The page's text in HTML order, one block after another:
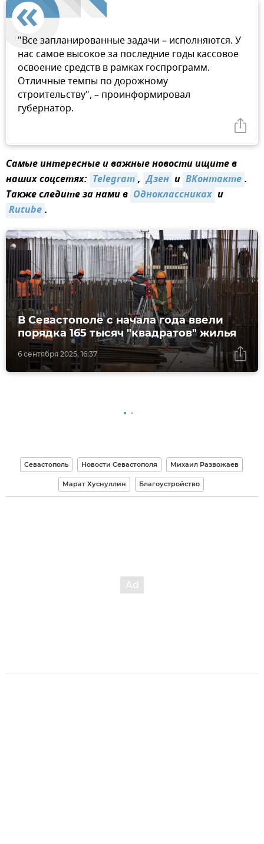
"️Все запланированные задачи – исполняются.️ У
нас самое высокое за последние годы кассовое
освоение средств в рамках госпрограмм.
️Отличные темпы по дорожному
строительству", – проинформировал
губернатор.
Самые интересные и важные новости ищите в
наших соцсетях: Telegram, Дзен и ВКонтакте.
Также следите за нами в Одноклассниках и
Rutube.
6 сентября 2025, 16:37
В Севастополе с начала года ввели
порядка 165 тысяч "квадратов" жилья
Севастополь Новости Севастополя Михаил Развожаев
Марат Хуснуллин Благоустройство